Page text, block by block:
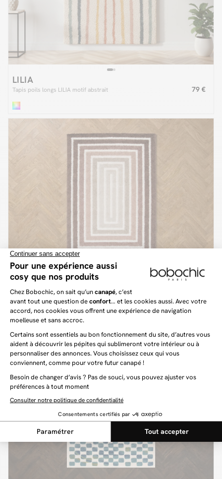
LILIA
Tapis poils longs LILIA motif abstrait 79 €
LYZZO
Tapis poils longs LYZZO motif graphique 129 €